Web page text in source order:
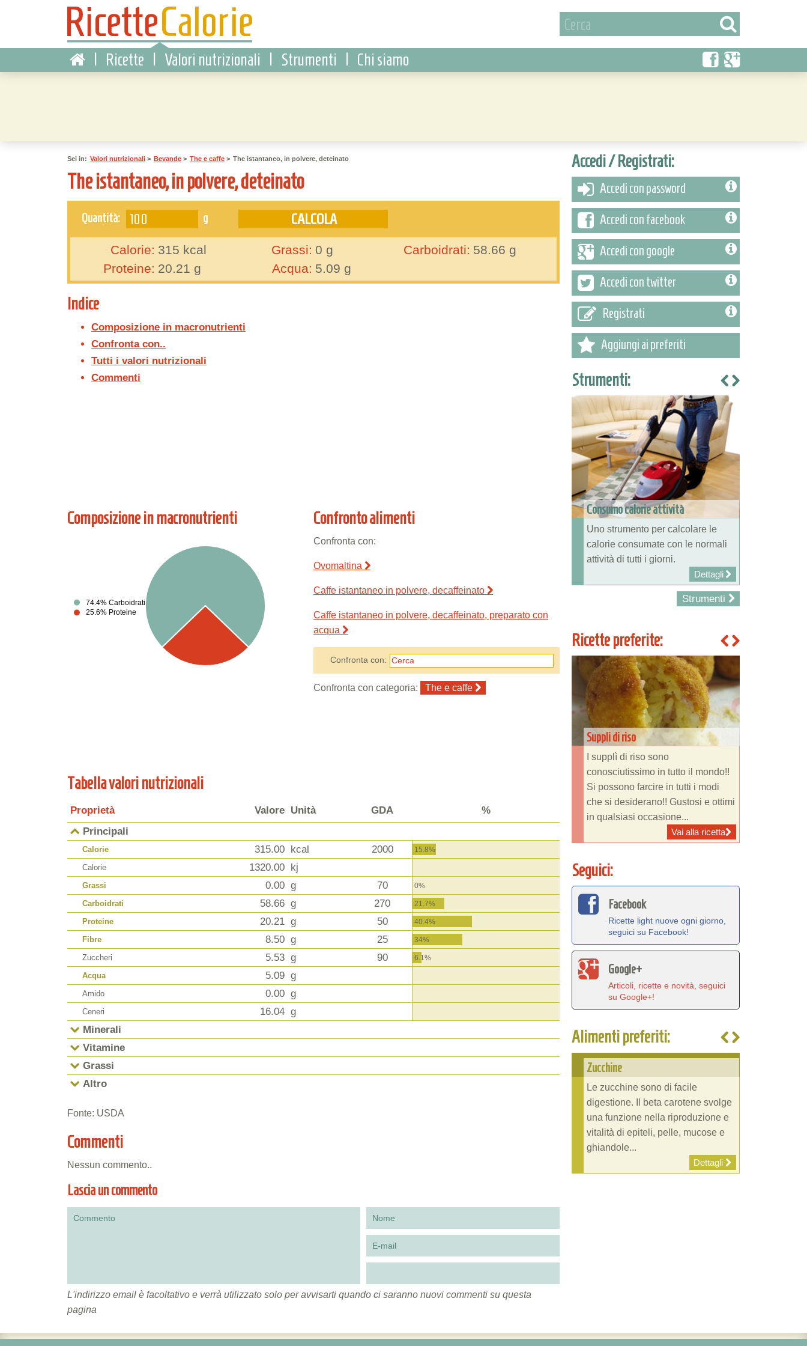
Ricette Valori nutrizionali Strumenti Chi siamo
Sei in: Valori nutrizionali > Bevande > The e caffe > The istantaneo, in polvere, deteinato
The istantaneo, in polvere, deteinato
Quantità: g
Calorie: 315 kcal Grassi: 0 g Carboidrati: 58.66 g
Proteine: 20.21 g Acqua: 5.09 g
Indice
Composizione in macronutrienti
Confronta con..
Tutti i valori nutrizionali
Commenti
Composizione in macronutrienti
74.4% Carboidrati
25.6% Proteine
Confronto alimenti
Confronta con:
Ovomaltina
Caffe istantaneo in polvere, decaffeinato
Caffe istantaneo in polvere, decaffeinato, preparato con
acqua
Confronta con:
Confronta con categoria: The e caffe
Tabella valori nutrizionali
Proprietà Valore Unità GDA
%
Principali
Calorie 315.00 kcal 2000 15.8%
Calorie 1320.00 kj
Grassi 0.00 g 70 0%
Carboidrati 58.66 g 270 21.7%
Proteine 20.21 g 50 40.4%
Fibre 8.50 g 25 34%
Zuccheri 5.53 g 90 6.1%
Acqua 5.09 g
Amido 0.00 g
Ceneri 16.04 g
Minerali
Vitamine
Grassi
Altro
Fonte: USDA
Commenti
Nessun commento..
Lascia un commento
L'indirizzo email è facoltativo e verrà utilizzato solo per avvisarti quando ci saranno nuovi commenti su questa
pagina
Accedi / Registrati:
Accedi con password
Accedi con facebook
Accedi con google
Accedi con twitter
Registrati
Aggiungi ai preferiti
Strumenti:
Consumo calorie attività
Uno strumento per calcolare le
calorie consumate con le normali
attività di tutti i giorni.
Dettagli
Strumenti
Ricette preferite:
Suppli di riso
I supplì di riso sono
conosciutissimo in tutto il mondo!!
Si possono farcire in tutti i modi
che si desiderano!! Gustosi e ottimi
in qualsiasi occasione...
Vai alla ricetta
Seguici:
Facebook
Ricette light nuove ogni giorno,
seguici su Facebook!
Google+
Articoli, ricette e novità, seguici
su Google+!
Alimenti preferiti:
Zucchine
Le zucchine sono di facile
digestione. Il beta carotene svolge
una funzione nella riproduzione e
vitalità di epiteli, pelle, mucose e
ghiandole...
Dettagli